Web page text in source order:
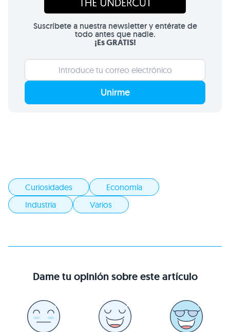
Suscríbete a nuestra newsletter y entérate de
todo antes que nadie.
¡Es GRATIS!
Unirme
Curiosidades
Economía
Industria
Varios
Dame tu opinión sobre este artículo